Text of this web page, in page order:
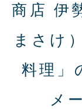
商店 伊
まさけ
料理」
メ